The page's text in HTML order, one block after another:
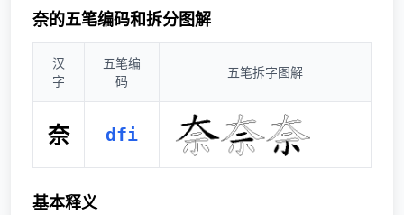
奈的五笔编码和拆分图解
汉
字
五笔编
码
五笔拆字图解
奈 dfi
基本释义